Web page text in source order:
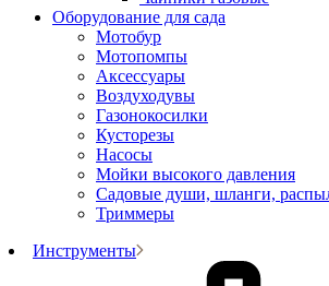
Оборудование для сада
Мотобур
Мотопомпы
Аксессуары
Воздуходувы
Газонокосилки
Кусторезы
Насосы
Мойки высокого давления
Садовые души, шланги,
Триммеры
Инструменты